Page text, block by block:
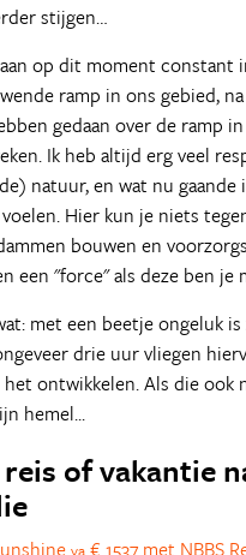
stijgen…
op dit moment constant
ramp in ons gebied,
gedaan over de ramp
Ik heb altijd erg veel
natuur, en wat nu gaande
Hier kun je niets
bouwen en
een "force" als deze ben je
met een beetje ongeluk
drie uur vliegen
ontwikkelen. Als die ook
hemel...
of vakantie
va € 1537 met NBBS